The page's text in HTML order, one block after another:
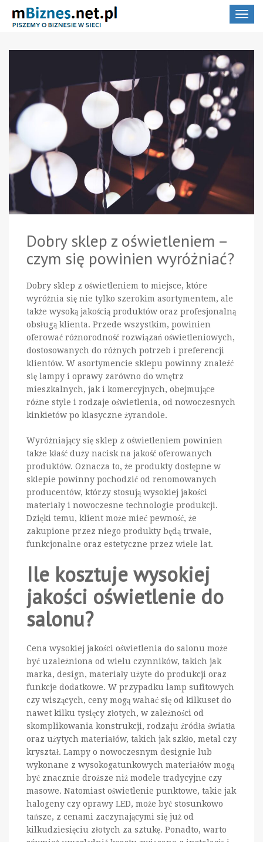
Toggle
Dobry sklep z oświetleniem –
czym się powinien wyróżniać?
Dobry sklep z oświetleniem to miejsce, które
wyróżnia się nie tylko szerokim asortymentem, ale
także wysoką jakością produktów oraz profesjonalną
obsługą klienta. Przede wszystkim, powinien
oferować różnorodność rozwiązań oświetleniowych,
dostosowanych do różnych potrzeb i preferencji
klientów. W asortymencie sklepu powinny znaleźć
się lampy i oprawy zarówno do wnętrz
mieszkalnych, jak i komercyjnych, obejmujące
różne style i rodzaje oświetlenia, od nowoczesnych
kinkietów po klasyczne żyrandole.
Wyróżniający się sklep z oświetleniem powinien
także kłaść duży nacisk na jakość oferowanych
produktów. Oznacza to, że produkty dostępne w
sklepie powinny pochodzić od renomowanych
producentów, którzy stosują wysokiej jakości
materiały i nowoczesne technologie produkcji.
Dzięki temu, klient może mieć pewność, że
zakupione przez niego produkty będą trwałe,
funkcjonalne oraz estetyczne przez wiele lat.
Ile kosztuje wysokiej
jakości oświetlenie do
salonu?
Cena wysokiej jakości oświetlenia do salonu może
być uzależniona od wielu czynników, takich jak
marka, design, materiały użyte do produkcji oraz
funkcje dodatkowe. W przypadku lamp sufitowych
czy wiszących, ceny mogą wahać się od kilkuset do
nawet kilku tysięcy złotych, w zależności od
skomplikowania konstrukcji, rodzaju źródła światła
oraz użytych materiałów, takich jak szkło, metal czy
kryształ. Lampy o nowoczesnym designie lub
wykonane z wysokogatunkowych materiałów mogą
być znacznie droższe niż modele tradycyjne czy
masowe. Natomiast oświetlenie punktowe, takie jak
halogeny czy oprawy LED, może być stosunkowo
tańsze, z cenami zaczynającymi się już od
kilkudziesięciu złotych za sztukę. Ponadto, warto